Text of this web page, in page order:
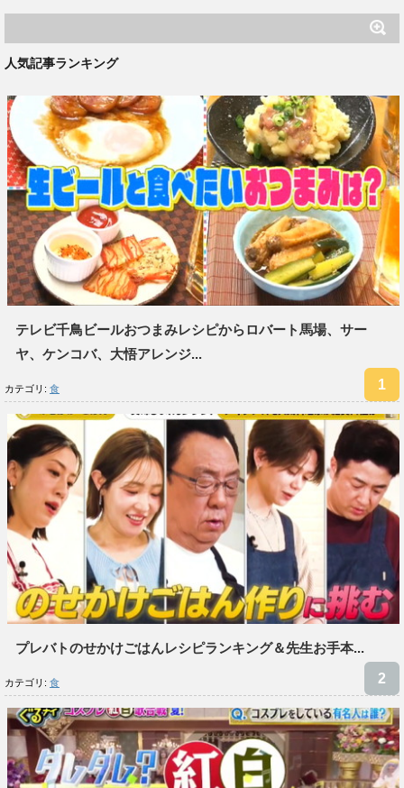
人気記事ランキング
テレビ千鳥ビールおつまみレシピからロバート馬場、サー
ヤ、ケンコバ、大悟アレンジ...
カテゴリ: 食
プレバトのせかけごはんレシピランキング＆先生お手本...
カテゴリ: 食